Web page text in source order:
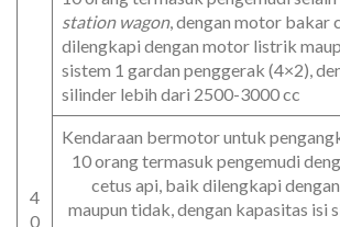
4
0
station wagon, dengan motor bakar
dilengkapi dengan motor listrik
sistem 1 gardan penggerak (4×2),
silinder lebih dari 2500-3000 cc
Kendaraan bermotor untuk
10 orang termasuk pengemudi
cetus api, baik dilengkapi
maupun tidak, dengan kapasitas isi